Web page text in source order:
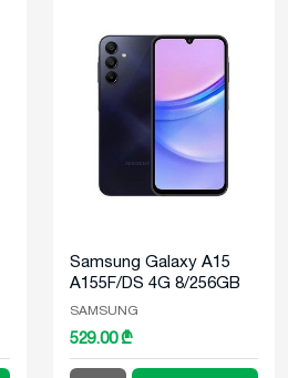
Samsung Galaxy A15
A155F/DS 4G 8/256GB
Blue Black
SAMSUNG
529.00 ₾